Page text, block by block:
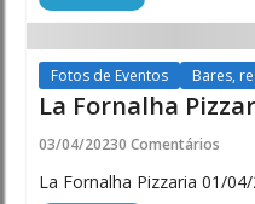
Fotos de Eventos Bares,
La Fornalha
03/04/20230 Comentários
La Fornalha Pizzaria 01/